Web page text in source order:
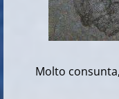
Molto